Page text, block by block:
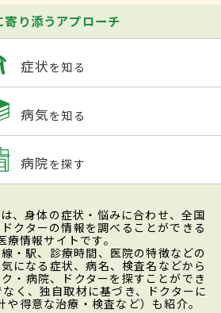
寄り添うアプローチ
症状を知る
病気を知る
病院を探す
、身体の症状・悩みに合わせ、全国
クターの情報を調べることができる
療情報サイトです。
・駅、診療時間、医院の特徴などの
になる症状、病名、検査名などから
・病院、ドクターを探すことができ
く、独自取材に基づき、ドクターに
得意な治療・検査など）も紹介。